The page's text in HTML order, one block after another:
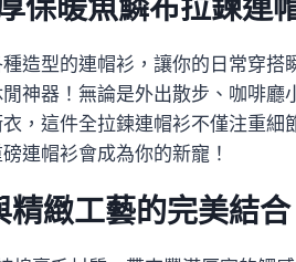
保暖魚鱗布拉鍊連
造型的連帽衫，讓你的日常穿
神器！無論是外出散步、咖啡
，這件全拉鍊連帽衫不僅注重
連帽衫會成為你的新寵！
緻工藝的完美結合